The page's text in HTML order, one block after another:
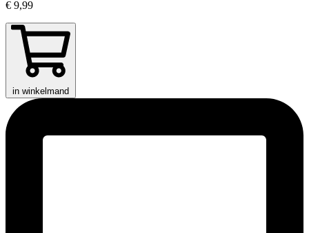
€ 9,99
in winkelmand